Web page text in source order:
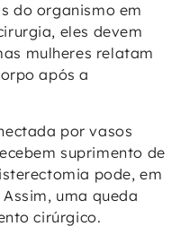
do organismo em
eles devem
mulheres relatam
após a
por vasos
suprimento de
pode, em
uma queda
cirúrgico.